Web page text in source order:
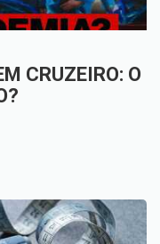
CRUZEIRO: O